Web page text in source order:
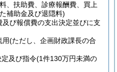
、扶助費、診療報酬費、買上
補助金及び退隠料)
び報償費の支出決定並びに支
用(ただし、企画財政課長の合
及び指令(1件130万円未満の